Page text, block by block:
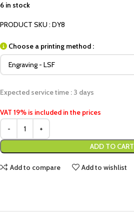
6 in stock
PRODUCT SKU : DY8
Choose a printing method :
Expected service time : 3 days
VAT 19% is included in the prices
ADD TO CART
Add to compare Add to wishlist